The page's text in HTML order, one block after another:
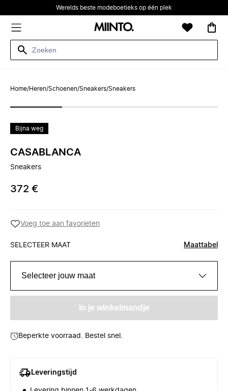
Werelds beste modeboetieks op één plek
Home/Heren/Schoenen/Sneakers/Sneakers
Bijna weg
CASABLANCA
Sneakers
372 €
Voeg toe aan favorieten
SELECTEER MAAT Maattabel
Selecteer jouw maat
In je winkelmandje
Beperkte voorraad. Bestel snel.
Leveringstijd